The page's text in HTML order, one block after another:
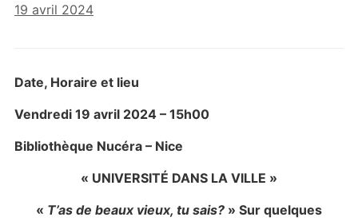
19 avril 2024
Date, Horaire et lieu
Vendredi 19 avril 2024– 15h00
Bibliothèque Nucéra – Nice
« UNIVERSITÉ DANS LA VILLE »
« T’as de beaux vieux, tu sais? » Sur quelques